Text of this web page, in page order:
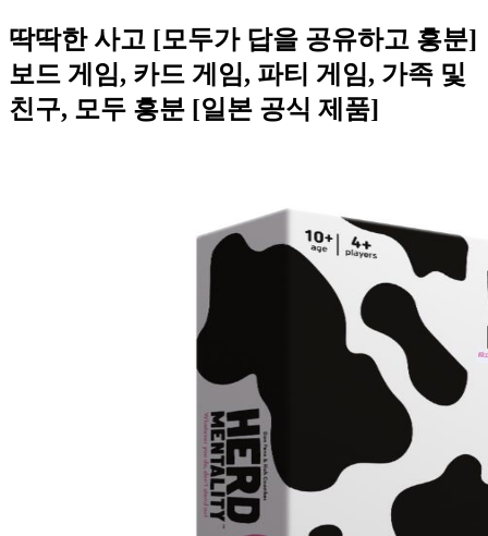
딱딱한 사고 [모두가 답을 공유하고 흥분]
보드 게임, 카드 게임, 파티 게임, 가족 및
친구, 모두 흥분 [일본 공식 제품]